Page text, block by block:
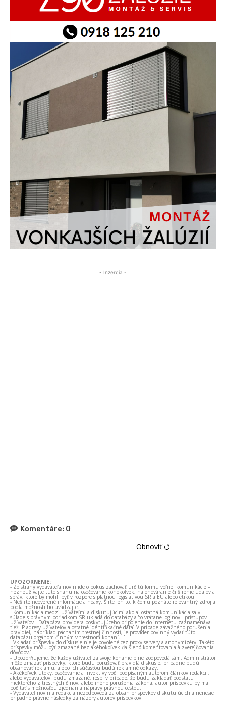
- Inzercia -
Komentáre: 0
Obnoviť ⭯
UPOZORNENIE:
- Zo strany vydavateľa novín ide o pokus zachovať určitú formu voľnej komunikácie –
nezneužívajte túto snahu na osočovanie kohokoľvek, na ohováranie či šírenie údajov a
správ, ktoré by mohli byť v rozpore s platnou legislatívou SR a EÚ alebo etikou.
- Nešírte neoverené informácie a hoaxy. Šírte len to, k čomu poznáte relevantný zdroj a
podľa možnosti ho uvádzajte.
- Komunikácia medzi užívateľmi a diskutujúcimi ako aj ostatná komunikácia sa v
súlade s právnym poriadkom SR ukladá do databázy a to vrátane loginov - prístupov
užívateľov . Databáza providera poskytujúceho pripojenie do internetu zaznamenáva
tiež IP adresy užívateľov a ostatné identifikačné dáta. V prípade závažného porušenia
pravidiel, napríklad páchaním trestnej činnosti, je provider povinný vydať túto
databázu orgánom činným v trestnom konaní.
- Vkladať príspevky do diskusie nie je povolené cez proxy servery a anonymizéry. Takéto
príspevky môžu byť zmazané bez akéhokoľvek ďalšieho komentovania a zverejňovania
dôvodov.
- Upozorňujeme, že každý užívateľ za svoje konanie plne zodpovedá sám. Administrátor
môže zmazať príspevky, ktoré budú porušovať pravidlá diskusie, prípadne budú
obsahovať reklamu, alebo ich súčasťou budú reklamné odkazy.
- Akékoľvek útoky, osočovanie a invektívy voči podpísaným autorom článkov redakcii,
alebo vydavateľovi budú zmazané, resp. v prípade, že budú zakladať podstatu
niektorého z trestných činov, alebo iného porušenia zákona, autor príspevku by mal
počítať s možnosťou zjednania nápravy právnou cestou.
- Vydavateľ novín a redakcia nezodpovedá za obsah príspevkov diskutujúcich a nenesie
prípadné právne následky za názory autorov príspevkov.